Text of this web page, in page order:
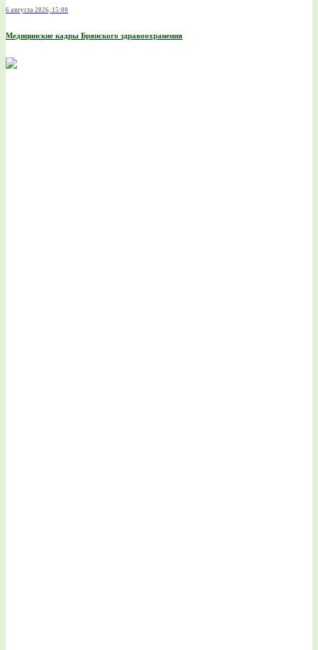
6 августа 2026, 15:00
Медицинские кадры Брянского здравоохранения